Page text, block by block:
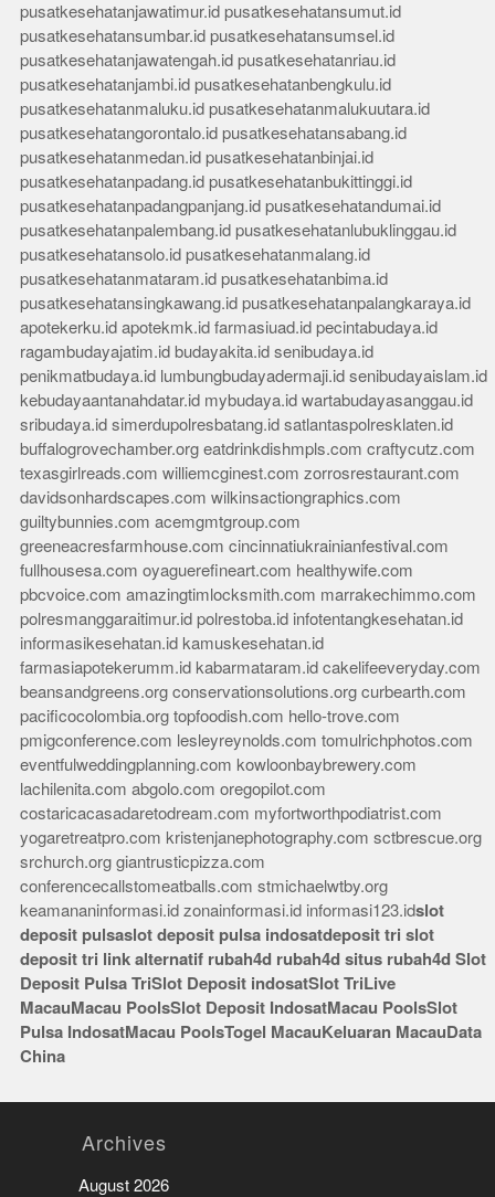
pusatkesehatanjawatimur.id pusatkesehatansumut.id
pusatkesehatansumbar.id pusatkesehatansumsel.id
pusatkesehatanjawatengah.id pusatkesehatanriau.id
pusatkesehatanjambi.id pusatkesehatanbengkulu.id
pusatkesehatanmaluku.id pusatkesehatanmalukuutara.id
pusatkesehatangorontalo.id pusatkesehatansabang.id
pusatkesehatanmedan.id pusatkesehatanbinjai.id
pusatkesehatanpadang.id pusatkesehatanbukittinggi.id
pusatkesehatanpadangpanjang.id pusatkesehatandumai.id
pusatkesehatanpalembang.id pusatkesehatanlubuklinggau.id
pusatkesehatansolo.id pusatkesehatanmalang.id
pusatkesehatanmataram.id pusatkesehatanbima.id
pusatkesehatansingkawang.id pusatkesehatanpalangkaraya.id
apotekerku.id apotekmk.id farmasiuad.id pecintabudaya.id
ragambudayajatim.id budayakita.id senibudaya.id
penikmatbudaya.id lumbungbudayadermaji.id senibudayaislam.id
kebudayaantanahdatar.id mybudaya.id wartabudayasanggau.id
sribudaya.id simerdupolresbatang.id satlantaspolresklaten.id
buffalogrovechamber.org eatdrinkdishmpls.com craftycutz.com
texasgirlreads.com williemcginest.com zorrosrestaurant.com
davidsonhardscapes.com wilkinsactiongraphics.com
guiltybunnies.com acemgmtgroup.com
greeneacresfarmhouse.com cincinnatiukrainianfestival.com
fullhousesa.com oyaguerefineart.com healthywife.com
pbcvoice.com amazingtimlocksmith.com marrakechimmo.com
polresmanggaraitimur.id polrestoba.id infotentangkesehatan.id
informasikesehatan.id kamuskesehatan.id
farmasiapotekerumm.id kabarmataram.id cakelifeeveryday.com
beansandgreens.org conservationsolutions.org curbearth.com
pacificocolombia.org topfoodish.com hello-trove.com
pmigconference.com lesleyreynolds.com tomulrichphotos.com
eventfulweddingplanning.com kowloonbaybrewery.com
lachilenita.com abgolo.com oregopilot.com
costaricacasadaretodream.com myfortworthpodiatrist.com
yogaretreatpro.com kristenjanephotography.com sctbrescue.org
srchurch.org giantrusticpizza.com
conferencecallstomeatballs.com stmichaelwtby.org
keamananinformasi.id zonainformasi.id informasi123.idslot
deposit pulsaslot deposit pulsa indosatdeposit tri slot
deposit tri link alternatif rubah4d rubah4d situs rubah4d Slot
Deposit Pulsa TriSlot Deposit indosatSlot TriLive
MacauMacau PoolsSlot Deposit IndosatMacau PoolsSlot
Pulsa IndosatMacau PoolsTogel MacauKeluaran MacauData
China
Archives
August 2026